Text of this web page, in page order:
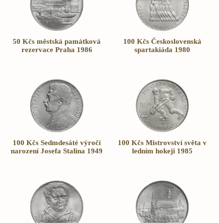
50 Kčs městská památková
rezervace Praha 1986
100 Kčs Československá
spartakiáda 1980
100 Kčs Sedmdesáté výročí
narození Josefa Stalina 1949
100 Kčs Mistrovství světa v
ledním hokeji 1985